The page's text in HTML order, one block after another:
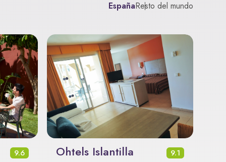
EspañaResto del mundo
9.6 Ohtels Islantilla 9.1